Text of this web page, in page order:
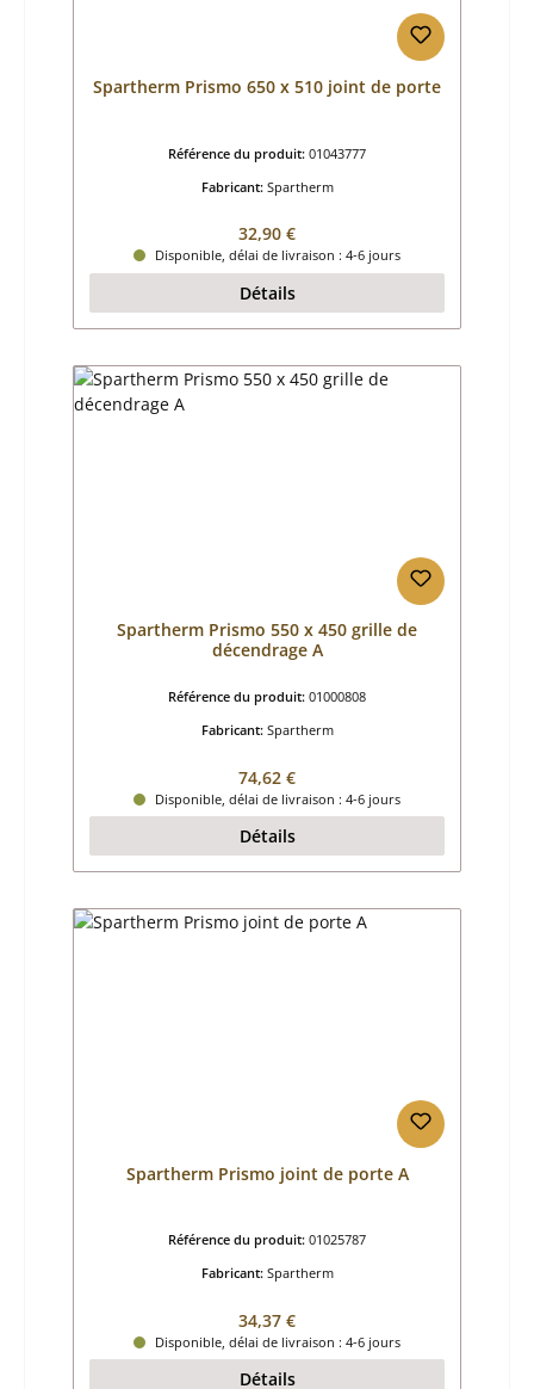
Spartherm Prismo 650 x 510 joint de porte
Référence du produit: 01043777
Fabricant: Spartherm
Prix régulier :
32,90 €
Disponible, délai de livraison : 4-6 jours
Détails
Spartherm Prismo 550 x 450 grille de
décendrage A
Référence du produit: 01000808
Fabricant: Spartherm
Prix régulier :
74,62 €
Disponible, délai de livraison : 4-6 jours
Détails
Spartherm Prismo joint de porte A
Référence du produit: 01025787
Fabricant: Spartherm
Prix régulier :
34,37 €
Disponible, délai de livraison : 4-6 jours
Détails